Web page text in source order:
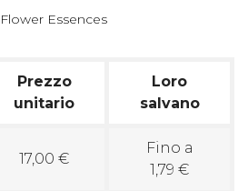
Essences
Prezzo
unitario
Loro
salvano
17,00 €
Fino a
1,79 €